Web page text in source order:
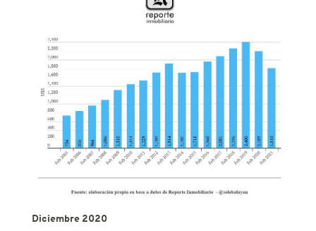
Diciembre 2020